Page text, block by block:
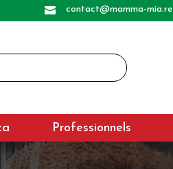
 contact@mamma-mia.re
Professionnels